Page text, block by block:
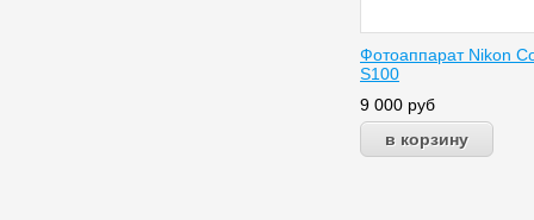
Фотоаппарат Nikon
S100
9 000 руб